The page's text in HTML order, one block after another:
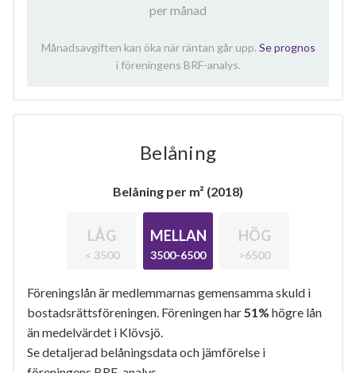
per månad
Månadsavgiften kan öka när räntan går upp. Se prognos
i föreningens BRF-analys.
Belåning
Belåning per m² (2018)
LÅG
< 3500
MELLAN
3500-6500
HÖG
>6500
Föreningslån är medlemmarnas gemensamma skuld i
bostadsrättsföreningen. Föreningen har51% högre lån
än medelvärdet i Klövsjö.
Se detaljerad belåningsdata och jämförelse i